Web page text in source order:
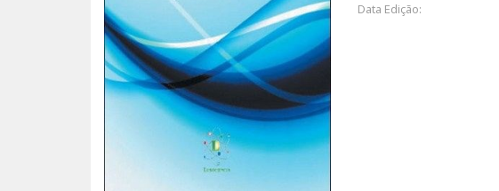
Data Edição: